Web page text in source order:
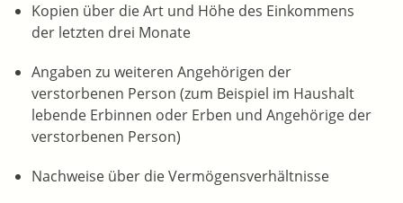
Kopien über die Art und Höhe des Einkommens
der letzten drei Monate
Angaben zu weiteren Angehörigen der
verstorbenen Person (zum Beispiel im Haushalt
lebende Erbinnen oder Erben und Angehörige der
verstorbenen Person)
Nachweise über die Vermögensverhältnisse